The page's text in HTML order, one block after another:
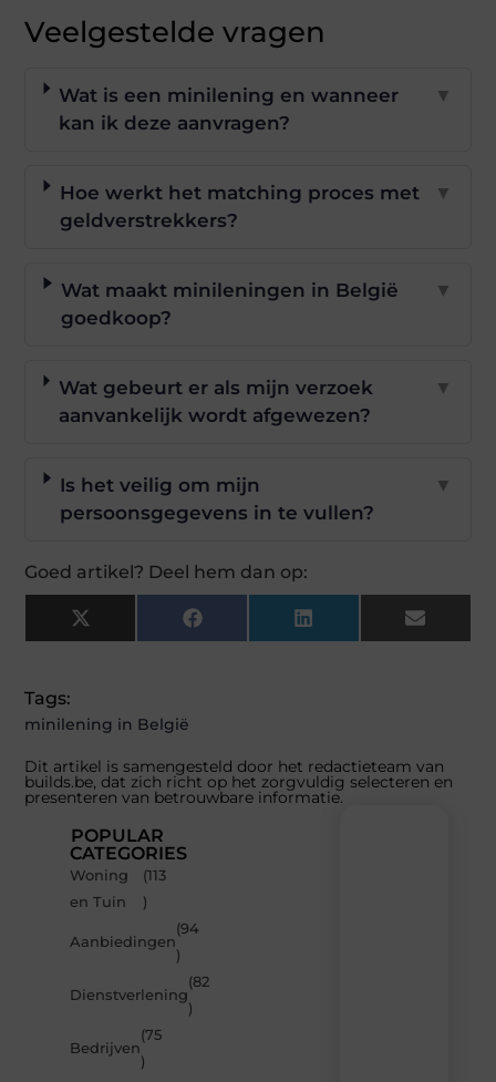
Veelgestelde vragen
Wat is een minilening en wanneer
kan ik deze aanvragen?
▼
Hoe werkt het matching proces met
geldverstrekkers?
▼
Wat maakt minileningen in België
goedkoop?
▼
Wat gebeurt er als mijn verzoek
aanvankelijk wordt afgewezen?
▼
Is het veilig om mijn
persoonsgegevens in te vullen?
▼
Goed artikel? Deel hem dan op:
X
(Twitter)
Facebook LinkedIn Email
Tags:
minilening in België
Dit artikel is samengesteld door het redactieteam van
builds.be, dat zich richt op het zorgvuldig selecteren en
presenteren van betrouwbare informatie.
POPULAR
CATEGORIES
Woning
en Tuin
(113
)
Aanbiedingen
(94
)
Dienstverlening
(82
)
Bedrijven
(75
)